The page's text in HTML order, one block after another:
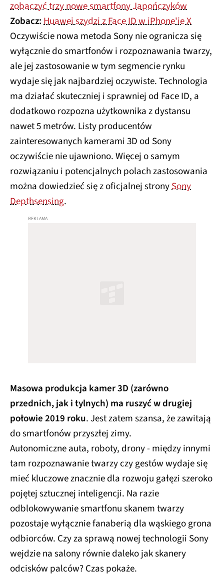
zobaczyć trzy nowe smartfony Japończyków
Zobacz:Huawei szydzi z Face ID w iPhone'ie X
Oczywiście nowa metoda Sony nie ogranicza się
wyłącznie do smartfonów i rozpoznawania twarzy,
ale jej zastosowanie w tym segmencie rynku
wydaje się jak najbardziej oczywiste. Technologia
ma działać skuteczniej i sprawniej od Face ID, a
dodatkowo rozpozna użytkownika z dystansu
nawet 5 metrów. Listy producentów
zainteresowanych kamerami 3D od Sony
oczywiście nie ujawniono. Więcej o samym
rozwiązaniu i potencjalnych polach zastosowania
można dowiedzieć się z oficjalnej stronySony
Depthsensing.
Masowa produkcja kamer 3D (zarówno
przednich, jak i tylnych) ma ruszyć w drugiej
połowie 2019 roku. Jest zatem szansa, że zawitają
do smartfonów przyszłej zimy.
Autonomiczne auta, roboty, drony - między innymi
tam rozpoznawanie twarzy czy gestów wydaje się
mieć kluczowe znacznie dla rozwoju gałęzi szeroko
pojętej sztucznej inteligencji. Na razie
odblokowywanie smartfonu skanem twarzy
pozostaje wyłącznie fanaberią dla wąskiego grona
odbiorców. Czy za sprawą nowej technologii Sony
wejdzie na salony równie daleko jak skanery
odcisków palców? Czas pokaże.